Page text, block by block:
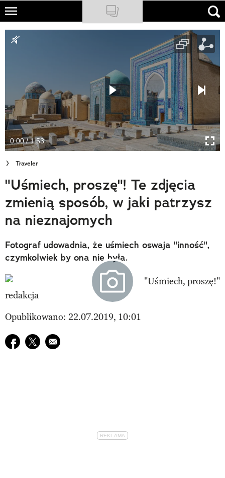
Skip
main
NATIONAL GEOGRAPHIC
Sklep
Newsletter
Cuda Polski
Wielki Konkurs Fotograficzny
Trendbook Podróżniczy
Polecane
0:00 / 1:53
Traveler
"Uśmiech, proszę"! Te zdjęcia
zmienią sposób, w jaki patrzysz
na nieznajomych
Fotograf udowadnia, że uśmiech oswaja "inność",
czymkolwiek by ona nie była.
redakcja
Opublikowano: 22.07.2019, 10:01
Udostępnij na facebook
Udostępnij na twitter
E-mail do przyjaciela